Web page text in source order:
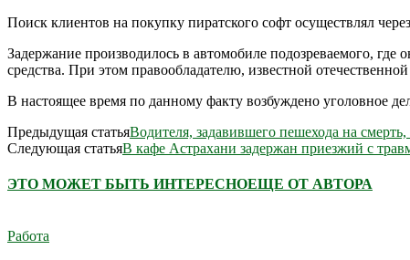
Поиск клиентов на покупку пиратского софт осуществлял
Задержание производилось в автомобиле подозреваемого,
средства. При этом правообладателю, известной
В настоящее время по данному факту возбуждено уголовное
Предыдущая статьяВодителя, задавившего пешехода на
Следующая статьяВ кафе Астрахани задержан приезжий с
ЭТО МОЖЕТ БЫТЬ ИНТЕРЕСНОЕЩЕ ОТ АВТОРА
Работа